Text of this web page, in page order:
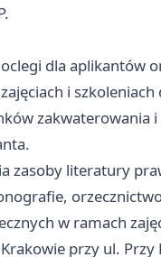
dla aplikantów
i
zakwaterowania
zasoby literatury
w ramach
przy ul. Przy